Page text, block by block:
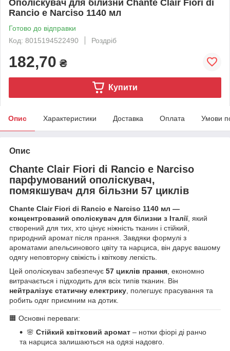
Ополіскувач для білизни Chante Clair Fiori di
Rancio e Narciso 1140 мл
Готово до відправки
Код: 8015194522490
Роздріб
182,70 ₴
Купити
Опис Характеристики Доставка Оплата Умови
Опис
Chante Clair Fiori di Rancio e Narciso
парфумований ополіскувач,
помякшувач для більзни 57 циклів
Chante Clair Fiori di Rancio e Narciso 1140 мл —
концентрований ополіскувач для білизни з Італії, який
створений для тих, хто цінує ніжність тканин і стійкий,
природний аромат після прання. Завдяки формулі з
ароматами апельсинового цвіту та нарциса, він дарує вашому
одягу неповторну свіжість і квіткову легкість.
Цей ополіскувач забезпечує 57 циклів прання, економно
витрачається і підходить для всіх типів тканин. Він
нейтралізує статичну електрику, полегшує прасування та
робить одяг приємним на дотик.
🟧 Основні переваги:
🌸 Стійкий квітковий аромат – нотки фіорі ді ранчо
та нарциса залишаються на одязі надовго.